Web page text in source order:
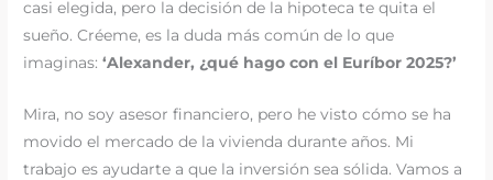
casi elegida, pero la decisión de la hipoteca te quita el
sueño. Créeme, es la duda más común de lo que
imaginas:‘Alexander, ¿qué hago con el Euríbor 2025?’
Mira, no soy asesor financiero, pero he visto cómo se ha
movido el mercado de la vivienda durante años. Mi
trabajo es ayudarte a que la inversión sea sólida. Vamos a